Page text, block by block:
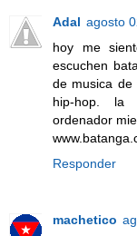
Adal agosto
hoy me
escuchen
de musica de
hip-hop. la
ordenador
Responder
machetico